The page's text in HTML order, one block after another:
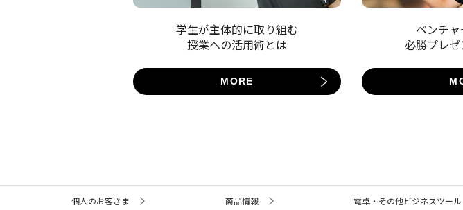
学生が主体的に取り組む
授業への活用術とは
MORE
ベンチ
必勝プレ
個人のお客さま 商品情報 電卓・その他ビジネスツール